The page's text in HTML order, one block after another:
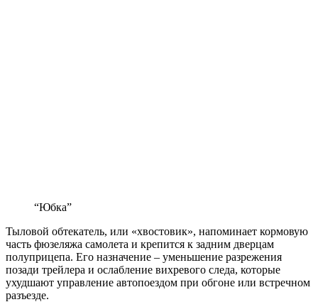
“Юбка”
Тыловой обтекатель, или «хвостовик», напоминает кормовую
часть фюзеляжа самолета и крепится к задним дверцам
полуприцепа. Его назначение – уменьшение разрежения
позади трейлера и ослабление вихревого следа, которые
ухудшают управление автопоездом при обгоне или встречном
разъезде.